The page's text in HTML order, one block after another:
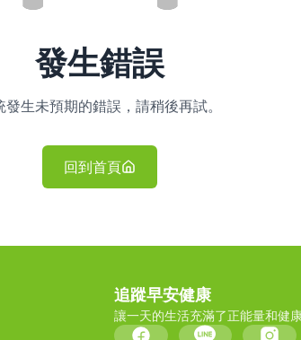
發生錯誤
發生未預期的錯誤，請稍後再試。
回到首頁
追蹤早安健康
讓一天的生活充滿了正能量和健